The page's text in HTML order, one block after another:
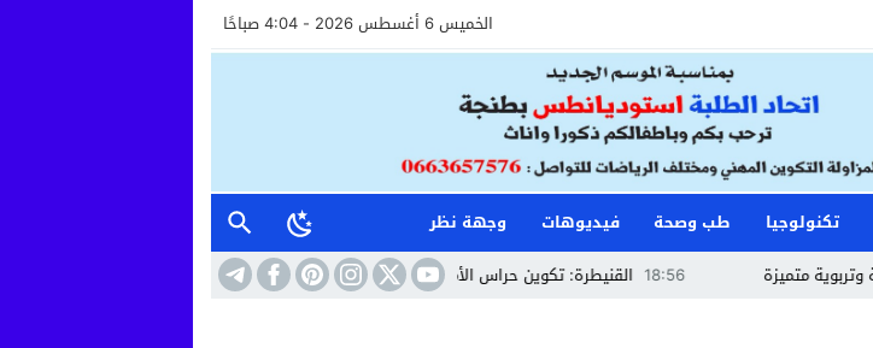
الخميس 6 أغسطس 2026 - 4:04 صباحًا
تكنولوجيا طب وصحة فيديوهات
وجهة نظر
18:56 القنيطرة: تكوين حراس الأمن وأعوان الاستقبال خطوة نحو مستشفى أكثر إنسانية وأماناً